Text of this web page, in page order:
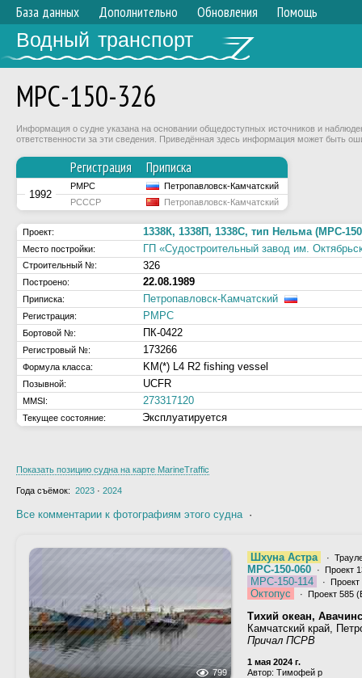
База данных Дополнительно Обновления Помощь
Водный транспорт
МРС-150-326
Информация о судне указана на основании общедоступных источников и
ответственности за эти сведения. Приведённая здесь информация может быть
Регистрация Приписка
1992
РМРС
Петропавловск-Камчатский
РСССР
Петропавловск-Камчатский
Проект: 1338К, 1338П, 1338С, тип Нельма (МРС-
Место постройки: ГП «Судостроительный завод им.
Строительный №: 326
Построено: 22.08.1989
Приписка: Петропавловск-Камчатский
Регистрация: РМРС
Бортовой №: ПК-0422
Регистровый №: 173266
Формула класса: KM(*) L4 R2 fishing vessel
Позывной: UCFR
MMSI: 273317120
Текущее состояние: Эксплуатируется
Показать позицию судна на карте MarineTraffic
Года съёмок: 2023 · 2024
Все комментарии к фотографиям этого судна·
799
Шхуна Астра ·
МРС-150-060 · Проект
МРС-150-114 ·
Октопус · Проект 585
Тихий океан,
Камчатский край,
Причал ПСРВ
1 мая 2024 г.
Автор: Тимофей р